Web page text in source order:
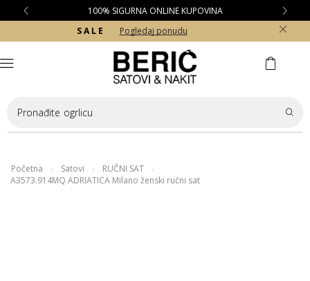
100% SIGURNA ONLINE KUPOVINA
S A L E
Pogledaj ponudu
Pronađite ogrlicu
Početna / Satovi / RUČNI SAT /
A3573.914MQ ADRIATICA Milano ženski ručni sat